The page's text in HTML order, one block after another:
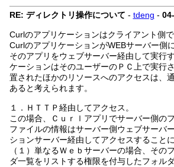
RE: ディレクトリ操作について - tdeng -
Curlのアプリケーションはクライアント側で
CurlのアプリケーションがWEBサーバー側
そのアプリをウェブサーバー経由して実行
ケーションはそのユーザーのＰＣ上で実行
置されたほかのリソースへのアクセスは、
あると考えられます。
１．ＨＴＴＰ経由してアクセス。
この場合、Ｃｕｒｌアプリでサーバー側の
ファイルの情報はサーバー側ウェブサーバ
ションサーバー経由してアクセスすることに
（１）単なるＷｅｂサーバーの場合、その
ダ一覧をリストする権限を付与したフォル